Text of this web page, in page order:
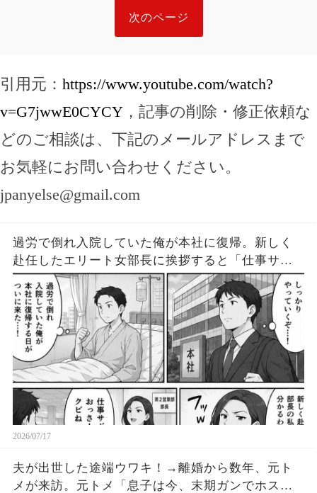
次のページ
引用元： https://www.youtube.com/watch?
v=G7jwwE0CYCY ，記事の削除・修正依頼な
どのご相談は、下記のメールアドレスまで
お気軽にお問い合わせください。
jpanyelse@gmail.com
過労で倒れ入院していた俺が本社に復帰。新しく
赴任したエリート女部長に挨拶すると「仕事サボ
ってたおっさんはクビねw」俺「残念です」→直
後、俺を見た社員一同がガクガクと震え出し
2026/07/17
夫が出世した途端ウワキ！→離婚から数年、元ト
メが来訪。元トメ「息子は今、末期ガンでホスピ